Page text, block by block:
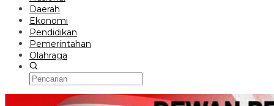
Daerah
Ekonomi
Pendidikan
Pemerintahan
Olahraga